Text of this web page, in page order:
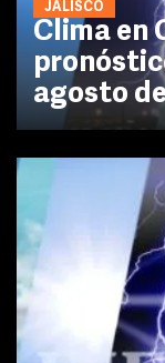
JALISCO
Clima en
agosto